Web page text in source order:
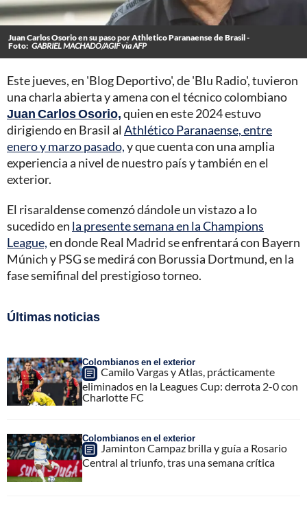
Juan Carlos Osorio en su paso por Athletico Paranaense de Brasil -
Foto: GABRIEL MACHADO/AGIF via AFP
Este jueves, en 'Blog Deportivo', de 'Blu Radio', tuvieron
una charla abierta y amena con el técnico colombiano
Juan Carlos Osorio,quien en este 2024 estuvo
dirigiendo en Brasil al Athlético Paranaense, entre
enero y marzo pasado,y que cuenta con una amplia
experiencia a nivel de nuestro país y también en el
exterior.
El risaraldense comenzó dándole un vistazo a lo
sucedido en la presente semana en la Champions
League,en donde Real Madrid se enfrentará con Bayern
Múnich y PSG se medirá con Borussia Dortmund, en la
fase semifinal del prestigioso torneo.
Últimas noticias
Colombianos en el exterior
Camilo Vargas y Atlas, prácticamente
eliminados en la Leagues Cup: derrota 2-0 con
Charlotte FC
Colombianos en el exterior
Jaminton Campaz brilla y guía a Rosario
Central al triunfo, tras una semana crítica